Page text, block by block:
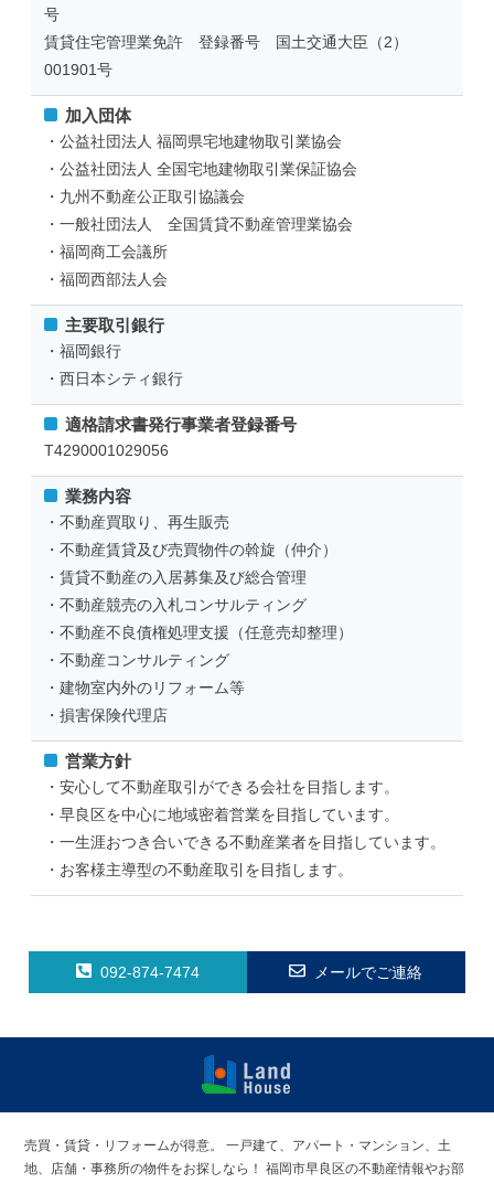
号
賃貸住宅管理業免許 登録番号 国土交通大臣（2）
001901号
加入団体
・公益社団法人 福岡県宅地建物取引業協会
・公益社団法人 全国宅地建物取引業保証協会
・九州不動産公正取引協議会
・一般社団法人 全国賃貸不動産管理業協会
・福岡商工会議所
・福岡西部法人会
主要取引銀行
・福岡銀行
・西日本シティ銀行
適格請求書発行事業者登録番号
T4290001029056
業務内容
・不動産買取り、再生販売
・不動産賃貸及び売買物件の斡旋（仲介）
・賃貸不動産の入居募集及び総合管理
・不動産競売の入札コンサルティング
・不動産不良債権処理支援（任意売却整理）
・不動産コンサルティング
・建物室内外のリフォーム等
・損害保険代理店
営業方針
・安心して不動産取引ができる会社を目指します。
・早良区を中心に地域密着営業を目指しています。
・一生涯おつき合いできる不動産業者を目指しています。
・お客様主導型の不動産取引を目指します。
092-874-7474 メールでご連絡
買物件 | ラン
売買・賃貸・リフォームが得意。
一戸建て、アパート・マンション、土
地、店舗・事務所の物件をお探しなら！ 福岡市早良区の不動産情報やお部